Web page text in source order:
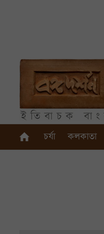
চর্যা কলকাতা